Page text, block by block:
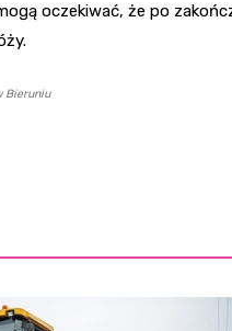
oczekiwać, że po
Bieruniu